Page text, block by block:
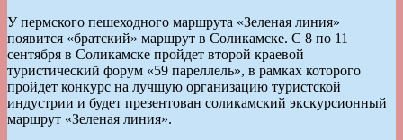
У пермского пешеходного маршрута «Зеленая линия»
появится «братский» маршрут в Соликамске. С 8 по 11
сентября в Соликамске пройдет второй краевой
туристический форум «59 пареллель», в рамках которого
пройдет конкурс на лучшую организацию туристской
индустрии и будет презентован соликамский экскурсионный
маршрут «Зеленая линия».